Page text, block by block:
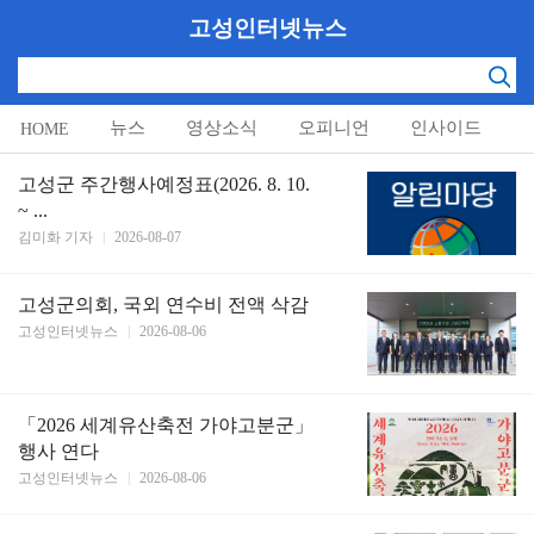
고성인터넷뉴스
HOME 뉴스 영상소식 오피니언 인사이드
알림마당
고성군 주간행사예정표(2026. 8. 10.
~ ...
김미화 기자 2026-08-07
고성군의회, 국외 연수비 전액 삭감
고성인터넷뉴스 2026-08-06
「2026 세계유산축전 가야고분군」
행사 연다
고성인터넷뉴스 2026-08-06